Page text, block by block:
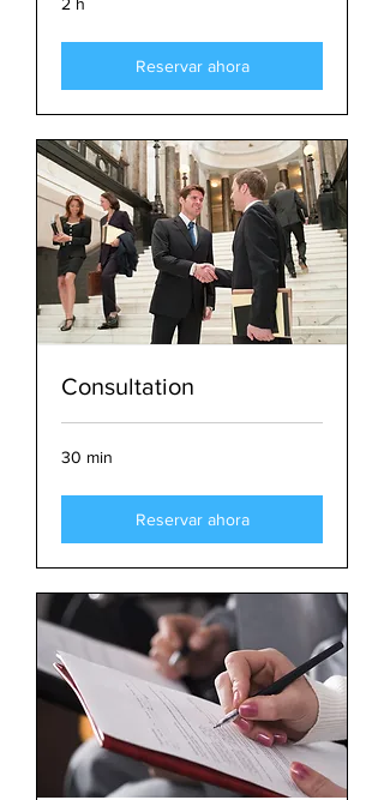
2 h
Reservar ahora
Consultation
30 min
Reservar ahora